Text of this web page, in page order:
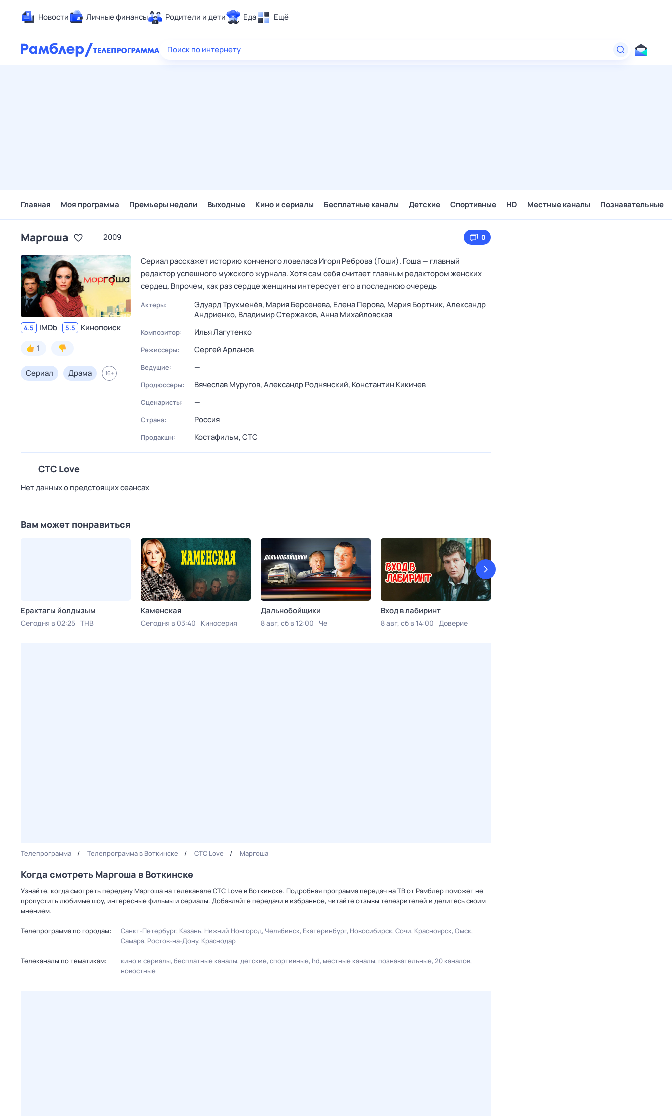
Новости Личные финансы Родители и дети Еда Ещё
Здоровье
Поиск по интернету
Главная Моя программа Премьеры недели Выходные Кино и сериалы Бесплатные каналы Детские Спортивные HD Местные каналы Познавательные
Маргоша 2009 0
4.5 IMDb 5.5
Кинопоиск
1
Сериал Драма 16+
Сериал расскажет историю конченого ловеласа Игоря Реброва (Гоши). Гоша — главный
редактор успешного мужского журнала. Хотя сам себя считает главным редактором женских
сердец. Впрочем, как раз сердце женщины интересует его в последнюю очередь
Актеры: Эдуард Трухменёв, Мария Берсенева, Елена Перова, Мария Бортник,Александр
Андриенко, Владимир Стержаков,Анна Михайловская
Композитор: Илья Лагутенко
Режиссеры: Сергей Арланов
Ведущие: —
Продюссеры: Вячеслав Муругов,Александр Роднянский, Константин Кикичев
Сценаристы: —
Страна: Россия
Продакшн: Костафильм,СТС
СТС Love
Нет данных о предстоящих сеансах
Вам может понравиться
Ерактагы йолдызым
Сегодня в 02:25 ТНВ
Каменская
Сегодня в 03:40 Киносерия
Дальнобойщики
8 авг, сб в 12:00 Че
Вход в лабиринт
8 авг, сб в 14:00 Доверие
Телепрограмма Телепрограмма в Воткинске СТС Love Маргоша
Когда смотреть Маргоша в Воткинске
Узнайте, когда смотреть передачу Маргоша на телеканале СТС Love в Воткинске. Подробная программа передач на ТВ от Рамблер поможет не
пропустить любимые шоу, интересные фильмы и сериалы. Добавляйте передачи в избранное, читайте отзывы телезрителей и делитесь своим
мнением.
Телепрограмма по городам: Санкт-Петербург Казань Нижний Новгород Челябинск Екатеринбург Новосибирск Сочи Красноярск Омск
Самара Ростов-на-Дону Краснодар
Телеканалы по тематикам: кино и сериалы бесплатные каналы детские спортивные hd местные каналы познавательные 20 каналов
новостные